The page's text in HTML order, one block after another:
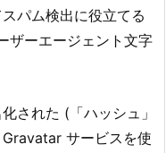
パム検出に役立てる
ザーエージェント文字
された (「ハッシュ」
サービスを使